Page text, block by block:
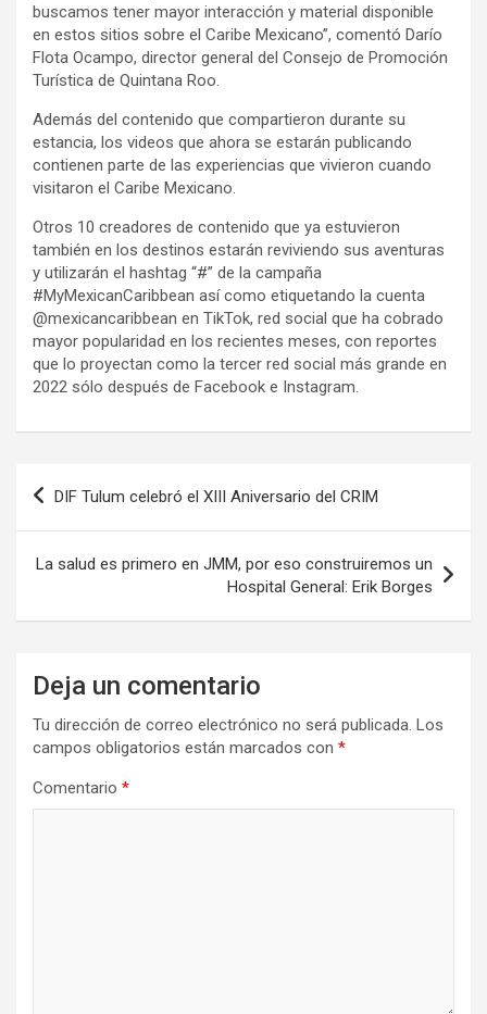
buscamos tener mayor interacción y material disponible
en estos sitios sobre el Caribe Mexicano”, comentó Darío
Flota Ocampo, director general del Consejo de Promoción
Turística de Quintana Roo.
Además del contenido que compartieron durante su
estancia, los videos que ahora se estarán publicando
contienen parte de las experiencias que vivieron cuando
visitaron el Caribe Mexicano.
Otros 10 creadores de contenido que ya estuvieron
también en los destinos estarán reviviendo sus aventuras
y utilizarán el hashtag “#” de la campaña
#MyMexicanCaribbean así como etiquetando la cuenta
@mexicancaribbean en TikTok, red social que ha cobrado
mayor popularidad en los recientes meses, con reportes
que lo proyectan como la tercer red social más grande en
2022 sólo después de Facebook e Instagram.
Navegación
entradas
DIF Tulum celebró el XIII Aniversario del CRIM
La salud es primero en JMM, por eso construiremos un
Hospital General: Erik Borges
Deja un comentario
Tu dirección de correo electrónico no será publicada. Los
campos obligatorios están marcados con *
Comentario *